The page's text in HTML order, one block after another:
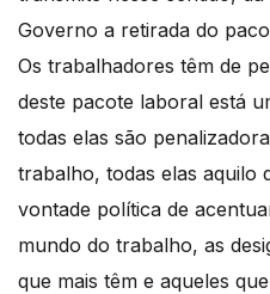
Governo a retirada do
Os trabalhadores têm de
deste pacote laboral está
todas elas são
trabalho, todas elas aquilo
vontade política de
mundo do trabalho, as
que mais têm e aqueles